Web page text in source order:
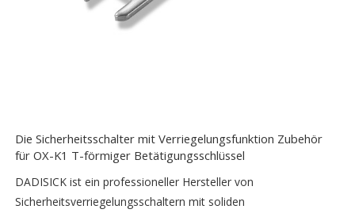
Die Sicherheitsschalter mit Verriegelungsfunktion Zubehör
für OX-K1 T-förmiger Betätigungsschlüssel
DADISICK ist ein professioneller Hersteller von
Sicherheitsverriegelungsschaltern mit soliden